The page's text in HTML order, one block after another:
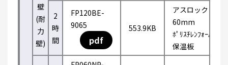
壁
(耐
力
壁)
2
時
間
FP120BE-
9065
pdf
553.9KB
アスロック
60mm
ﾎﾟﾘｽﾁﾚﾝﾌｫｰﾑ
保温板